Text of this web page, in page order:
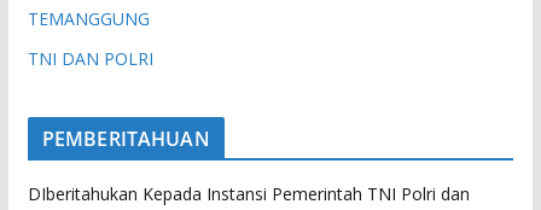
TEMANGGUNG
TNI DAN POLRI
PEMBERITAHUAN
DIberitahukan Kepada Instansi Pemerintah TNI Polri dan